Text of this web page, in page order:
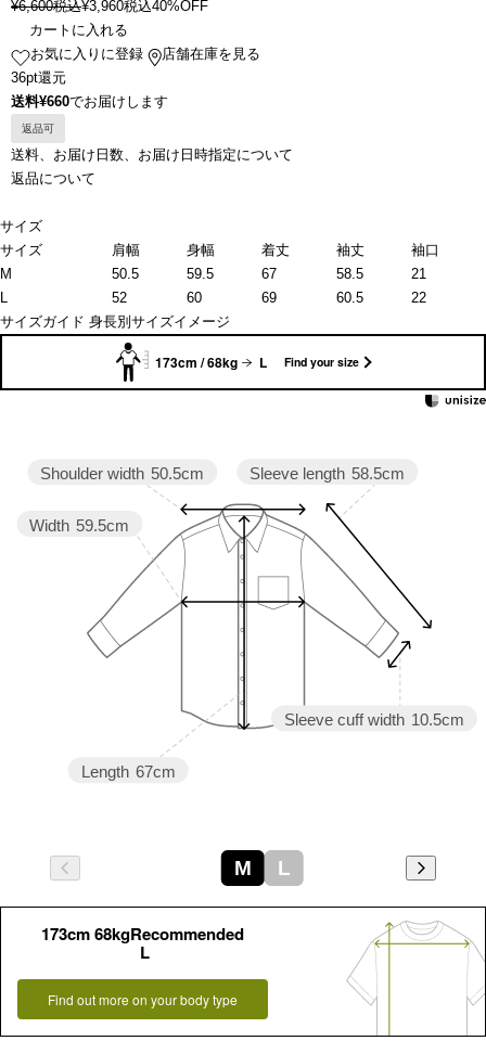
¥6,600税込¥3,960税込40%OFF
カートに入れる
お気に入りに登録
店舗在庫を見る
36pt還元
送料¥660でお届けします
返品可
送料、お届け日数、お届け日時指定について
返品について
サイズ
サイズ
肩幅 身幅 着丈 袖丈
袖口
M
50.5 59.5 67 58.5
21
L
52 60 69 60.5
22
サイズガイド 身長別サイズイメージ
173cm / 68kg L Find your size
Sleeve cuff width 10.5cm
Sleeve length 58.5cm
Length 67cm
Width 59.5cm
Shoulder width 50.5cm
M L
173cm 68kgRecommended
L
Find out more on your body type